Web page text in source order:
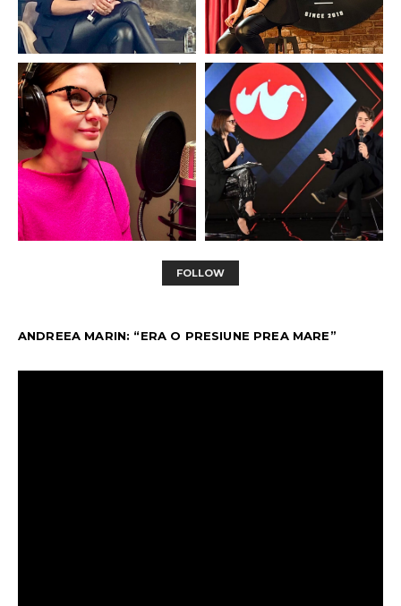
FOLLOW
ANDREEA MARIN: “ERA O PRESIUNE PREA MARE”